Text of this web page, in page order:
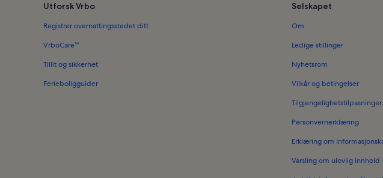
Utforsk Vrbo
Registrer overnattingsstedet ditt
VrboCare™
Tillit og sikkerhet
Ferieboligguider
Selskapet
Om
Ledige stillinger
Nyhetsrom
Vilkår og betingelser
Tilgjengelighetstilpasninger
Personvernerklæring
Erklæring om
Varsling om ulovlig innhold